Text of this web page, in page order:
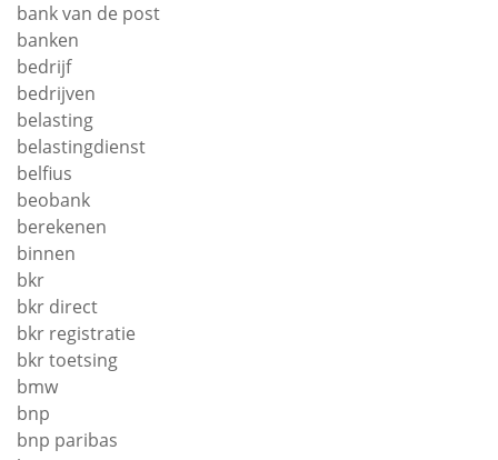
bank van de post
banken
bedrijf
bedrijven
belasting
belastingdienst
belfius
beobank
berekenen
binnen
bkr
bkr direct
bkr registratie
bkr toetsing
bmw
bnp
bnp paribas